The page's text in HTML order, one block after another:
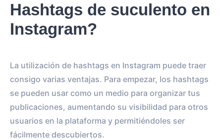
Hashtags de suculento en
Instagram?
La utilización de hashtags en Instagram puede traer
consigo varias ventajas. Para empezar, los hashtags
se pueden usar como un medio para organizar tus
publicaciones, aumentando su visibilidad para otros
usuarios en la plataforma y permitiéndoles ser
fácilmente descubiertos.